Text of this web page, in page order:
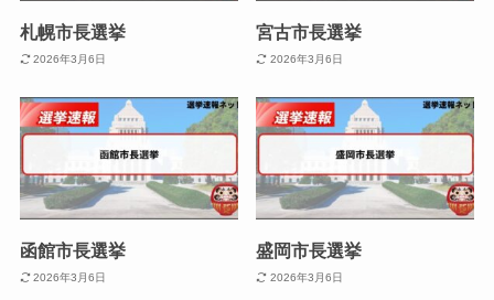
札幌市長選挙
2026年3月6日
宮古市長選挙
2026年3月6日
函館市長選挙
2026年3月6日
盛岡市長選挙
2026年3月6日